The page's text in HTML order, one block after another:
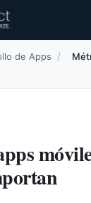
de Apps /